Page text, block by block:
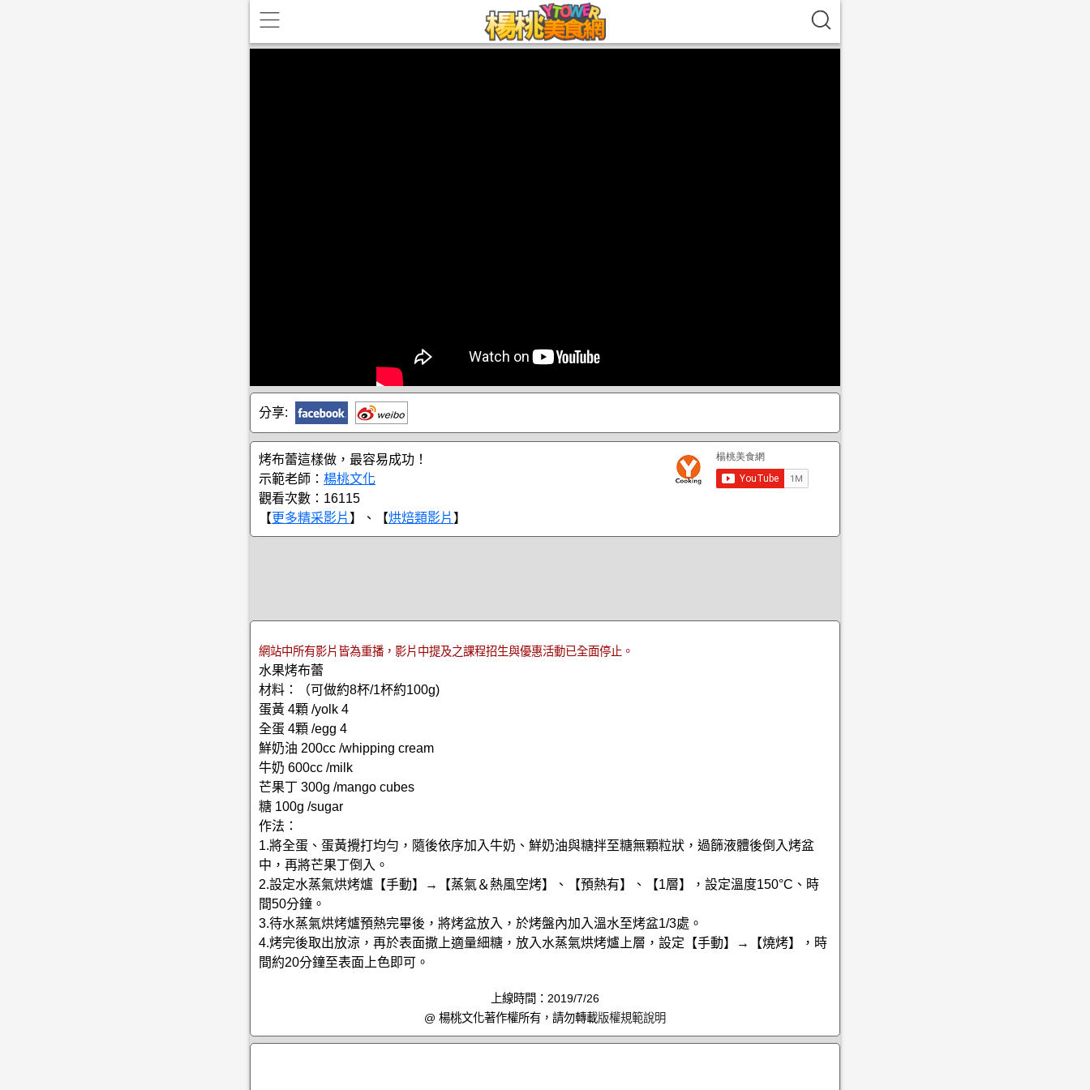
分享:
烤布蕾這樣做，最容易成功！
示範老師： 楊桃文化
觀看次數：16115
【更多精采影片 】、【烘焙類影片 】
網站中所有影片皆為重播，影片中提及之課程招生與優惠活動已全面停止。
水果烤布蕾
材料：（可做約8杯/1杯約100g)
蛋黃 4顆 /yolk 4
全蛋 4顆 /egg 4
鮮奶油 200cc /whipping cream
牛奶 600cc /milk
芒果丁 300g /mango cubes
糖 100g /sugar
作法：
1.將全蛋、蛋黃攪打均勻，隨後依序加入牛奶、鮮奶油與糖拌至糖無顆粒狀，過篩液體後倒入烤盆
中，再將芒果丁倒入。
2.設定水蒸氣烘烤爐【手動】→【蒸氣＆熱風空烤】、【預熱有】、【1層】，設定溫度150°C、時
間50分鐘。
3.待水蒸氣烘烤爐預熱完畢後，將烤盆放入，於烤盤內加入溫水至烤盆1/3處。
4.烤完後取出放涼，再於表面撒上適量細糖，放入水蒸氣烘烤爐上層，設定【手動】→【燒烤】，時
間約20分鐘至表面上色即可。
上線時間：2019/7/26
@ 楊桃文化著作權所有，請勿轉載版權規範說明